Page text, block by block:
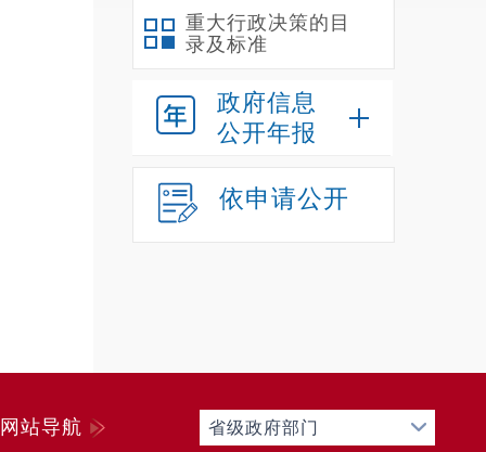
重大行政决策的目
录及标准
政府信息
公开年报
依申请公开
网站导航 省级政府部门